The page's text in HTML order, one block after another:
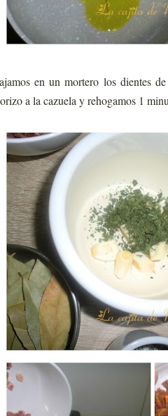
en un mortero los dientes
a la cazuela y rehogamos 1